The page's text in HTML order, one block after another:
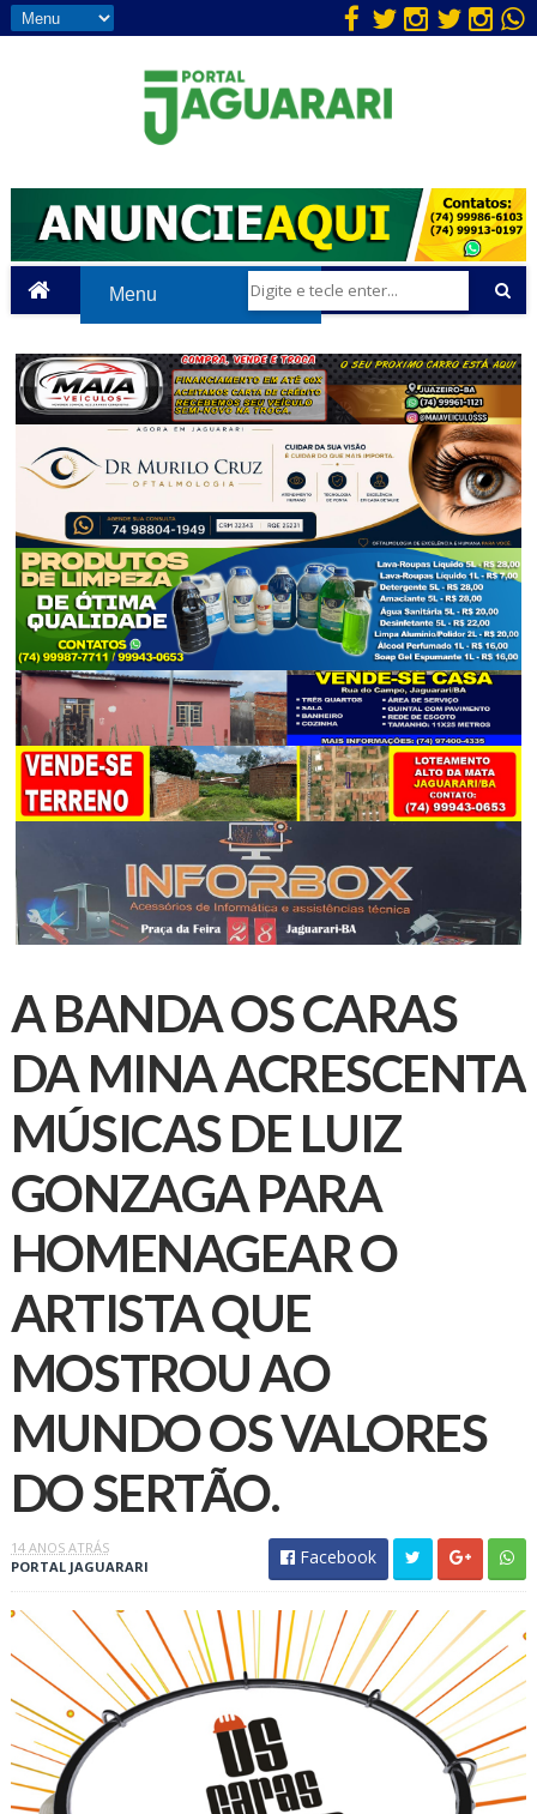
A BANDA OS CARAS
DA MINA ACRESCENTA
MÚSICAS DE LUIZ
GONZAGA PARA
HOMENAGEAR O
ARTISTA QUE
MOSTROU AO
MUNDO OS VALORES
DO SERTÃO.
14 ANOS ATRÁS
PORTAL JAGUARARI
Facebook